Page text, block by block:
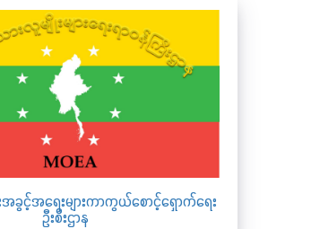
အခွင့်အရေးများကာကွယ်စောင့်ရှောက်ရေး
ဦးစီးဌာန